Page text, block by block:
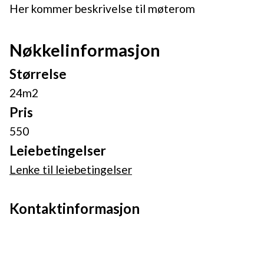
Her kommer beskrivelse til møterom
Nøkkelinformasjon
Størrelse
24m2
Pris
550
Leiebetingelser
Lenke til leiebetingelser
Kontaktinformasjon